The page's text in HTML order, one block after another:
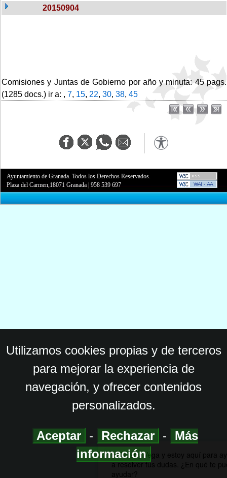
20150904
Comisiones y Juntas de Gobierno por año y minuta: 45 pags.
(1285 docs.) ir a: , 7, 15, 22, 30, 38, 45
Ayuntamiento de Granada. Todos los Derechos Reservados.
Plaza del Carmen,18071 Granada |958 539 697
Utilizamos cookies propias y de terceros
para mejorar la experiencia de
navegación, y ofrecer contenidos
personalizados.
Aceptar - Rechazar -
Más
información